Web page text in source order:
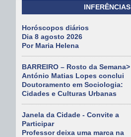
INFERÊNCIAS
Horóscopos diários
Dia 8 agosto 2026
Por Maria Helena
BARREIRO – Rosto da Semana>
António Matias Lopes conclui
Doutoramento em Sociologia:
Cidades e Culturas Urbanas
Janela da Cidade - Convite a
Participar
Professor deixa uma marca na